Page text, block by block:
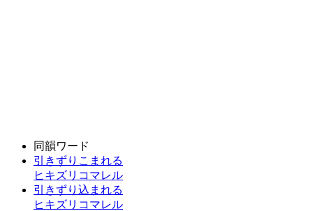
同韻ワード
引きずりこまれる
ヒキズリコマレル
引きずり込まれる
ヒキズリコマレル